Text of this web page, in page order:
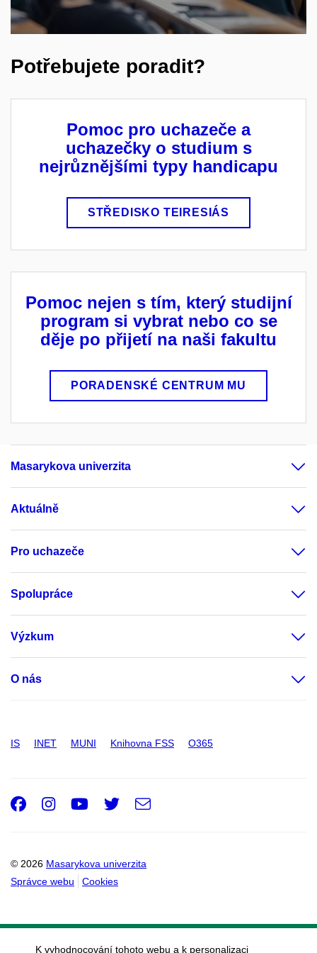
Potřebujete poradit?
Pomoc pro uchazeče a
uchazečky o studium s
nejrůznějšími typy handicapu
STŘEDISKO TEIRESIÁS
Pomoc nejen s tím, který studijní
program si vybrat nebo co se
děje po přijetí na naši fakultu
PORADENSKÉ CENTRUM MU
Masarykova univerzita
Aktuálně
Pro uchazeče
Spolupráce
Výzkum
O nás
IS INET MUNI Knihovna FSS O365
© 2026 Masarykova univerzita
Správce webu
Cookies
Facebook
Instagram
Youtube
Twitter
e-
K vyhodnocování tohoto webu a k personalizaci